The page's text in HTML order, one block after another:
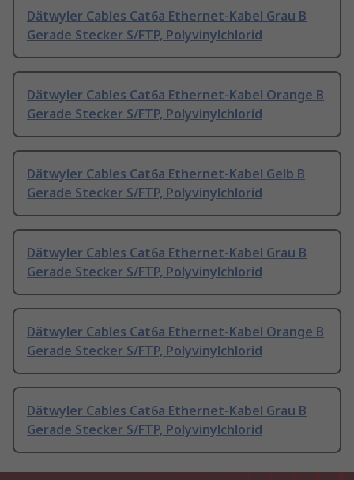
Dätwyler Cables Cat6a Ethernet-Kabel Grau B
Gerade Stecker S/FTP, Polyvinylchlorid
Dätwyler Cables Cat6a Ethernet-Kabel Orange B
Gerade Stecker S/FTP, Polyvinylchlorid
Dätwyler Cables Cat6a Ethernet-Kabel Gelb B
Gerade Stecker S/FTP, Polyvinylchlorid
Dätwyler Cables Cat6a Ethernet-Kabel Grau B
Gerade Stecker S/FTP, Polyvinylchlorid
Dätwyler Cables Cat6a Ethernet-Kabel Orange B
Gerade Stecker S/FTP, Polyvinylchlorid
Dätwyler Cables Cat6a Ethernet-Kabel Grau B
Gerade Stecker S/FTP, Polyvinylchlorid